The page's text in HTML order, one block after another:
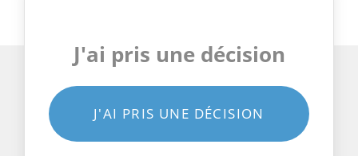
J'ai pris une décision
J'AI PRIS UNE DÉCISION